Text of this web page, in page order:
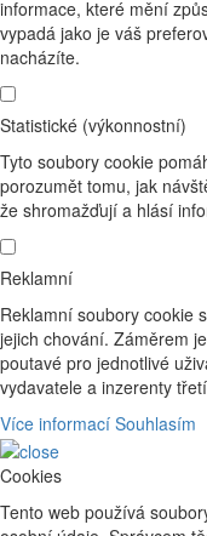
informace, které mění
vypadá jako je váš
nacházíte.
Statistické (výkonnostní)
Tyto soubory cookie
porozumět tomu, jak
že shromažďují a hlásí
Reklamní
Reklamní soubory cookie
jejich chování. Záměrem
poutavé pro jednotlivé
vydavatele a inzerenty
Více informací Souhlasím
Cookies
Tento web používá